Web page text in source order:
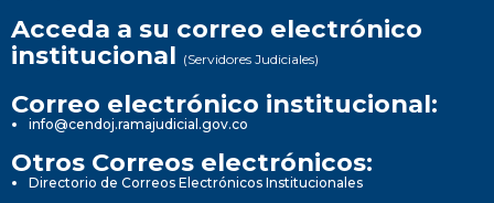
Acceda a su correo electrónico
institucional (Servidores Judiciales)
Correo electrónico institucional:
info@cendoj.ramajudicial.gov.co
Otros Correos electrónicos:
Directorio de Correos Electrónicos Institucionales